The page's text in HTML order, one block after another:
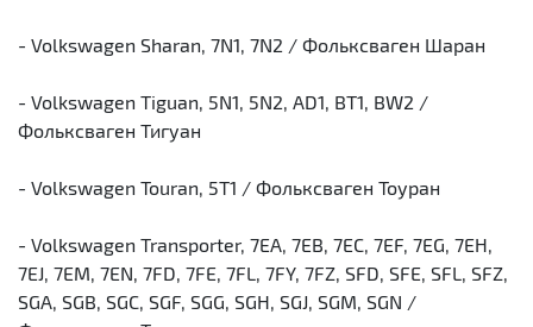
- Volkswagen Sharan, 7N1, 7N2 / Фольксваген Шаран
- Volkswagen Tiguan, 5N1, 5N2, AD1, BT1, BW2 /
Фольксваген Тигуан
- Volkswagen Touran, 5T1 / Фольксваген Тоуран
- Volkswagen Transporter, 7EA, 7EB, 7EC, 7EF, 7EG, 7EH,
7EJ, 7EM, 7EN, 7FD, 7FE, 7FL, 7FY, 7FZ, SFD, SFE, SFL, SFZ,
SGA, SGB, SGC, SGF, SGG, SGH, SGJ, SGM, SGN /